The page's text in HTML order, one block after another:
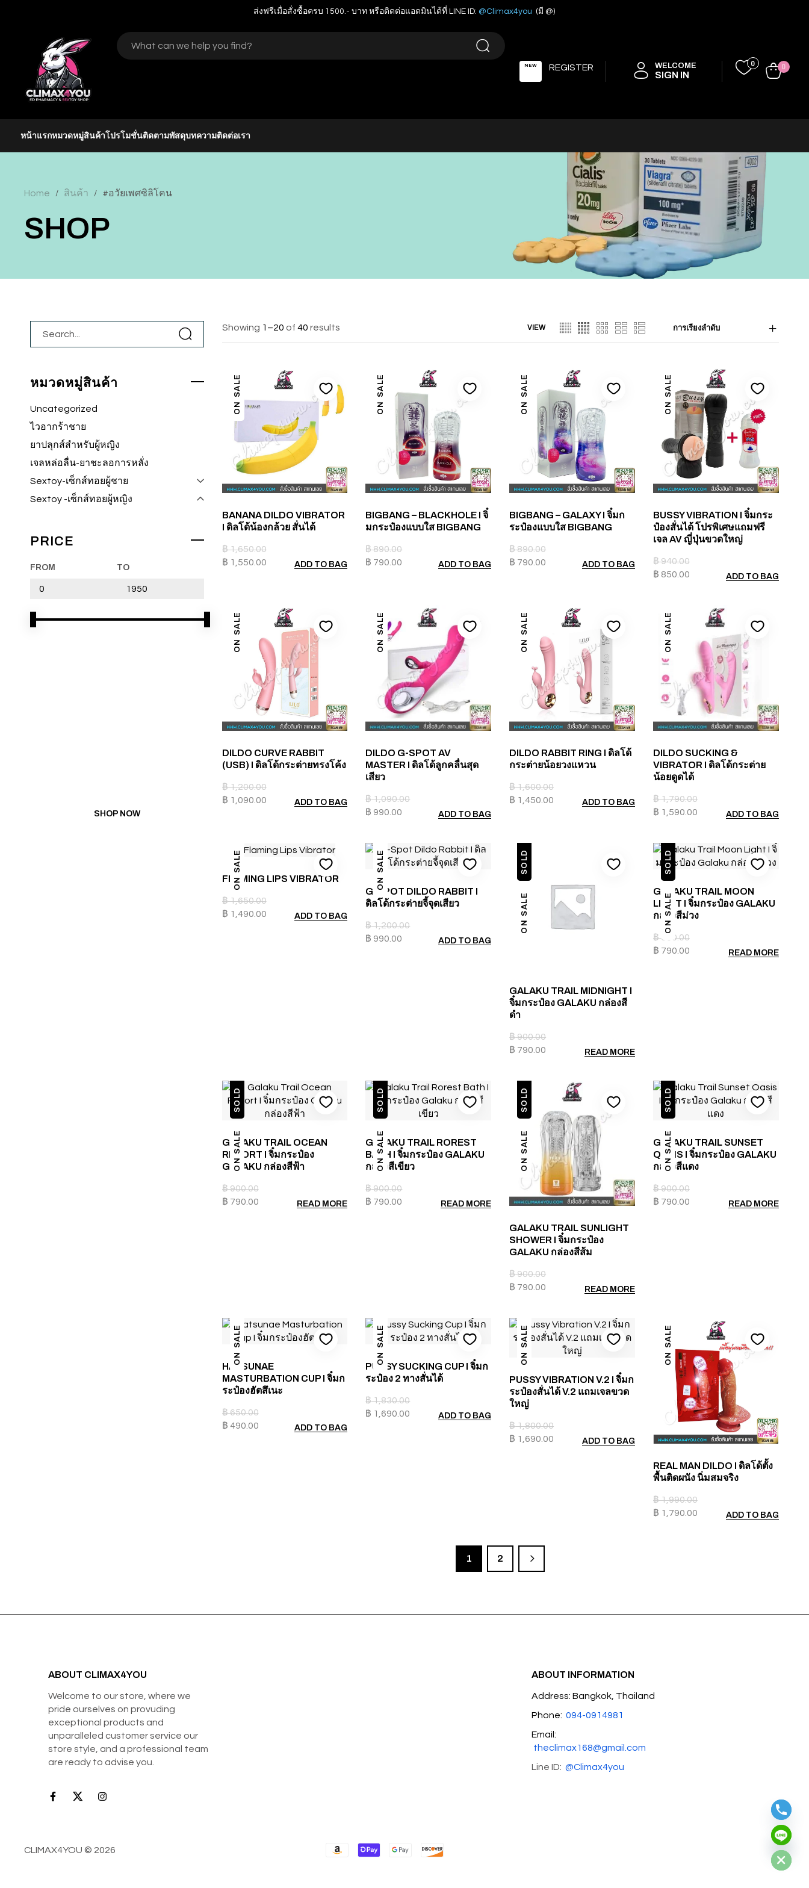
ส่งฟรีเมื่อสั่งซื้อครบ 1500.- บาท หรือติดต่อแอดมินได้ที่ LINE ID: @Climax4you (มี @)
NEW REGISTER WELCOME
SIGN IN
0 0
หน้าแรกหมวดหมู่สินค้า โปรโมชั่นติดตามพัสดุบทความติดต่อเรา
Home / สินค้า / #อวัยเพศซิลิโคน
SHOP
หมวดหมู่สินค้า
Uncategorized
ไวอากร้าชาย
ยาปลุกส์สำหรับผู้หญิง
เจลหล่อลื่น-ยาชะลอการหลั่ง
Sextoy-เซ็กส์ทอยผู้ชาย
Sextoy -เซ็กส์ทอยผู้หญิง
PRICE
FROM TO
SHOP NOW
Showing 1–20 of 40 results VIEW การเรียงลำดับ
ON SALE
BANANA DILDO VIBRATOR
I ดิลโด้น้องกล้วย สั่นได้
฿1,650.00
฿ 1,550.00 ADD TO BAG
ON SALE
BIGBANG – BLACKHOLE I จิ๋
มกระป๋องแบบใส BIGBANG
฿890.00
฿ 790.00 ADD TO BAG
ON SALE
BIGBANG – GALAXY I จิ๋มก
ระป๋องแบบใส BIGBANG
฿890.00
฿ 790.00 ADD TO BAG
ON SALE
BUSSY VIBRATION I จิ๋มกระ
ป๋องสั่นได้ โปรพิเศษแถมฟรี
เจล AV ญี่ปุ่นขวดใหญ่
฿940.00
฿ 850.00 ADD TO BAG
ON SALE
DILDO CURVE RABBIT
(USB) I ดิลโด้กระต่ายทรงโค้ง
฿1,200.00
฿ 1,090.00 ADD TO BAG
ON SALE
DILDO G-SPOT AV
MASTER I ดิลโด้ลูกคลื่นสุด
เสียว
฿1,090.00
฿ 990.00 ADD TO BAG
ON SALE
DILDO RABBIT RING I ดิลโด้
กระต่ายน้อยวงแหวน
฿1,600.00
฿ 1,450.00 ADD TO BAG
ON SALE
DILDO SUCKING &
VIBRATOR I ดิลโด้กระต่าย
น้อยดูดได้
฿1,790.00
฿ 1,590.00 ADD TO BAG
ON SALE
FLAMING LIPS VIBRATOR
฿1,650.00
฿ 1,490.00 ADD TO BAG
ON SALE
G-SPOT DILDO RABBIT I
ดิลโด้กระต่ายจี้จุดเสียว
฿1,200.00
฿ 990.00 ADD TO BAG
ON SALE
SOLD
GALAKU TRAIL MIDNIGHT I
จิ๋มกระป๋อง GALAKU กล่องสี
ดำ
฿900.00
฿ 790.00 READ MORE
ON SALE
SOLD
GALAKU TRAIL MOON
LIGHT I จิ๋มกระป๋อง GALAKU
กล่องสีม่วง
฿900.00
฿ 790.00 READ MORE
ON SALE
SOLD
GALAKU TRAIL OCEAN
RESORT I จิ๋มกระป๋อง
GALAKU กล่องสีฟ้า
฿900.00
฿ 790.00 READ MORE
ON SALE
SOLD
GALAKU TRAIL ROREST
BATH I จิ๋มกระป๋อง GALAKU
กล่องสีเขียว
฿900.00
฿ 790.00 READ MORE
ON SALE
SOLD
GALAKU TRAIL SUNLIGHT
SHOWER I จิ๋มกระป๋อง
GALAKU กล่องสีส้ม
฿900.00
฿ 790.00 READ MORE
ON SALE
SOLD
GALAKU TRAIL SUNSET
QASIS I จิ๋มกระป๋อง GALAKU
กล่องสีแดง
฿900.00
฿ 790.00 READ MORE
ON SALE
HATSUNAE
MASTURBATION CUP I จิ๋มก
ระป๋องฮัตสึเนะ
฿650.00
฿ 490.00 ADD TO BAG
ON SALE
PUSSY SUCKING CUP I จิ๋มก
ระป๋อง 2 ทางสั่นได้
฿1,830.00
฿ 1,690.00 ADD TO BAG
ON SALE
PUSSY VIBRATION V.2 I จิ๋มก
ระป๋องสั่นได้ V.2 แถมเจลขวด
ใหญ่
฿1,800.00
฿ 1,690.00 ADD TO BAG
ON SALE
REAL MAN DILDO I ดิลโด้ตั้ง
พื้นติดผนัง นิ่มสมจริง
฿1,990.00
฿ 1,790.00 ADD TO BAG
1 2
ABOUT CLIMAX4YOU
Welcome to our store, where we
pride ourselves on provuding
exceptional products and
unparalleled customer service our
store style, and a professional team
are ready to advise you.
ABOUT INFORMATION
Address: Bangkok, Thailand
Phone: 094-0914981
Email:
theclimax168@gmail.com
Line ID: @Climax4you
CLIMAX4YOU © 2026
Hide chaty